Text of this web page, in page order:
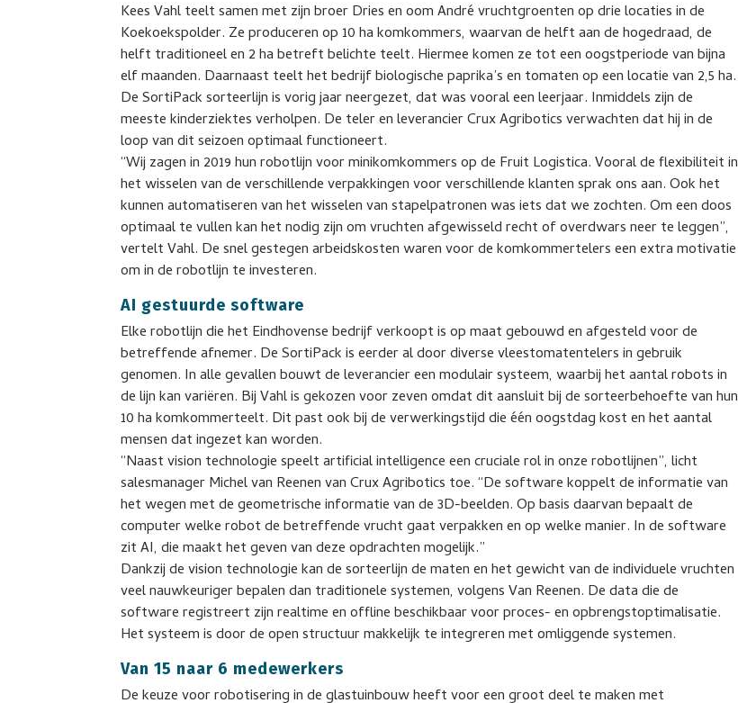
Kees Vahl teelt samen met zijn broer Dries en oom André vruchtgroenten op drie locaties in de
Koekoekspolder. Ze produceren op 10 ha komkommers, waarvan de helft aan de hogedraad, de
helft traditioneel en 2 ha betreft belichte teelt. Hiermee komen ze tot een oogstperiode van bijna
elf maanden. Daarnaast teelt het bedrijf biologische paprika’s en tomaten op een locatie van 2,5 ha.
De SortiPack sorteerlijn is vorig jaar neergezet, dat was vooral een leerjaar. Inmiddels zijn de
meeste kinderziektes verholpen. De teler en leverancier Crux Agribotics verwachten dat hij in de
loop van dit seizoen optimaal functioneert.
“Wij zagen in 2019 hun robotlijn voor minikomkommers op de Fruit Logistica. Vooral de flexibiliteit in
het wisselen van de verschillende verpakkingen voor verschillende klanten sprak ons aan. Ook het
kunnen automatiseren van het wisselen van stapelpatronen was iets dat we zochten. Om een doos
optimaal te vullen kan het nodig zijn om vruchten afgewisseld recht of overdwars neer te leggen”,
vertelt Vahl. De snel gestegen arbeidskosten waren voor de komkommertelers een extra motivatie
om in de robotlijn te investeren.
AI gestuurde software
Elke robotlijn die het Eindhovense bedrijf verkoopt is op maat gebouwd en afgesteld voor de
betreffende afnemer. De SortiPack is eerder al door diverse vleestomatentelers in gebruik
genomen. In alle gevallen bouwt de leverancier een modulair systeem, waarbij het aantal robots in
de lijn kan variëren. Bij Vahl is gekozen voor zeven omdat dit aansluit bij de sorteerbehoefte van hun
10 ha komkommerteelt. Dit past ook bij de verwerkingstijd die één oogstdag kost en het aantal
mensen dat ingezet kan worden.
“Naast vision technologie speelt artificial intelligence een cruciale rol in onze robotlijnen”, licht
salesmanager Michel van Reenen van Crux Agribotics toe. “De software koppelt de informatie van
het wegen met de geometrische informatie van de 3D-beelden. Op basis daarvan bepaalt de
computer welke robot de betreffende vrucht gaat verpakken en op welke manier. In de software
zit AI, die maakt het geven van deze opdrachten mogelijk.”
Dankzij de vision technologie kan de sorteerlijn de maten en het gewicht van de individuele vruchten
veel nauwkeuriger bepalen dan traditionele systemen, volgens Van Reenen. De data die de
software registreert zijn realtime en offline beschikbaar voor proces- en opbrengstoptimalisatie.
Het systeem is door de open structuur makkelijk te integreren met omliggende systemen.
Van 15 naar 6 medewerkers
De keuze voor robotisering in de glastuinbouw heeft voor een groot deel te maken met